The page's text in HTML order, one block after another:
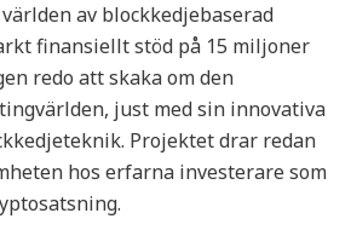
av blockkedjebaserad
finansiellt stöd på 15 miljoner
redo att skaka om den
just med sin innovativa
Projektet drar redan
hos erfarna investerare som